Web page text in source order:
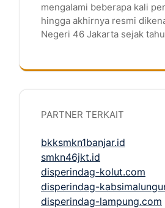
mengalami beberapa kali
hingga akhirnya resmi
Negeri 46 Jakarta sejak
PARTNER TERKAIT
bkksmkn1banjar.id
smkn46jkt.id
disperindag-kolut.com
disperindag-
disperindag-lampung.com